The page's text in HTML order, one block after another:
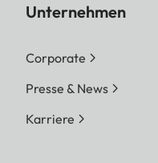
Unternehmen
Corporate
Presse & News
Karriere